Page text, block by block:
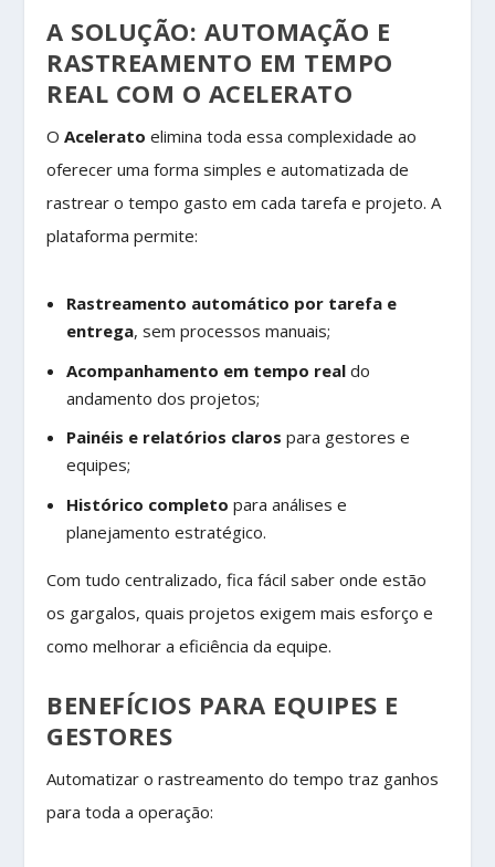
A SOLUÇÃO: AUTOMAÇÃO E
RASTREAMENTO EM TEMPO
REAL COM O ACELERATO
OAcelerato elimina toda essa complexidade ao
oferecer uma forma simples e automatizada de
rastrear o tempo gasto em cada tarefa e projeto. A
plataforma permite:
Rastreamento automático por tarefa e
entrega, sem processos manuais;
Acompanhamento em tempo realdo
andamento dos projetos;
Painéis e relatórios claros para gestores e
equipes;
Histórico completo para análises e
planejamento estratégico.
Com tudo centralizado, fica fácil saber onde estão
os gargalos, quais projetos exigem mais esforço e
como melhorar a eficiência da equipe.
BENEFÍCIOS PARA EQUIPES E
GESTORES
Automatizar o rastreamento do tempo traz ganhos
para toda a operação: